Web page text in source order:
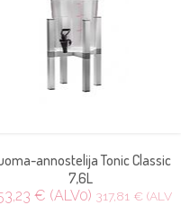
annostelija Tonic Classic
7,6L
€ (ALV0) 317,81 € (ALV